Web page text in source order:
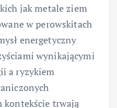
jak metale ziem
w perowskitach
energetyczny
wynikającymi
a ryzykiem
kontekście trwają